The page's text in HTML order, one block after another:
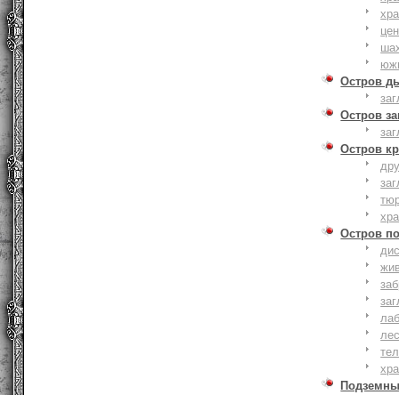
Остров
Остров
Остров
Остров